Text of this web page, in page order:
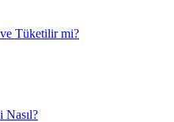
Tüketilir mi?